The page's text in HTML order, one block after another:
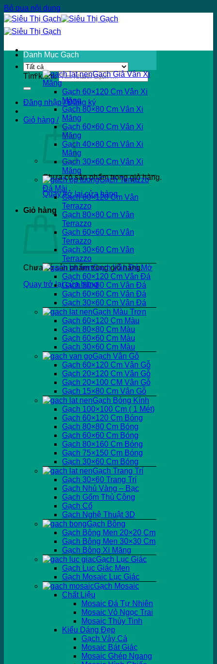
Bỏ qua nội dung
Tìm kiếm:
Đăng nhập / Đăng ký
Giỏ hàng /
Chưa có sản phẩm trong giỏ hàng.
Quay trở lại cửa hàng
Giỏ hàng
Chưa có sản phẩm trong giỏ hàng.
Quay trở lại cửa hàng
Danh Mục Gạch
Gạch Giả Vân Xi
Măng
Gạch 60×120 Cm Vân Xi
Măng
Gạch 80×80 Cm Vân Xi
Măng
Gạch 60×60 Cm Vân Xi
Măng
Gạch 40×80 Cm Vân Xi
Măng
Gạch 30×60 Cm Vân Xi
Măng
Gạch Terrazzo
Đá Mài
Gạch 60×120 Cm Vân
Terrazzo
Gạch 80×80 Cm Vân
Terrazzo
Gạch 60×60 Cm Vân
Terrazzo
Gạch 30×60 Cm Vân
Terrazzo
Gạch Vân Đá Mờ
Gạch 60×120 Cm Vân Đá
Gạch 80×80 Cm Vân Đá
Gạch 60×60 Cm Vân Đá
Gạch 30×60 Cm Vân Đá
Gạch Màu Trơn
Gạch 60×120 Cm Màu
Gạch 80×80 Cm Màu
Gạch 60×60 Cm Màu
Gạch 30×60 Cm Màu
Gạch Vân Gỗ
Gạch 60×120 Cm Vân Gỗ
Gạch 20×120 Cm Vân Gỗ
Gạch 20×100 CM Vân Gỗ
Gạch 15×80 Cm Vân Gỗ
Gạch Bóng Kính
Gạch 100×100 Cm ( 1 Mét)
Gạch 60×120 Cm Bóng
Gạch 80×80 Cm Bóng
Gạch 60×60 Cm Bóng
Gạch 80×160 Cm Bóng
Gạch 75×150 Cm Bóng
Gạch 30×60 Cm Bóng
Gạch Trang Trí
Gạch 30×60 Trang Trí
Gạch Nhủ Vàng – Bạc
Gạch Gốm Thủ Công
Gạch Cổ
Gạch Nghệ Thuật 3D
Gạch Bông
Gạch Bông Men 20×20 Cm
Gạch Bông Men 30×30 Cm
Gạch Bông Xi Măng
Gạch Lục Giác
Gạch Lục Giác Men
Gạch Mosaic Lục Giác
Gạch Mosaic
Chất Liệu
Mosaic Đá Tự Nhiên
Mosaic Vỏ Ngọc Trai
Mosaic Thủy Tinh
Kiểu Dáng Đẹp
Gạch Vảy Cá
Mosaic Bát Giác
Mosaic Ghép Ngang